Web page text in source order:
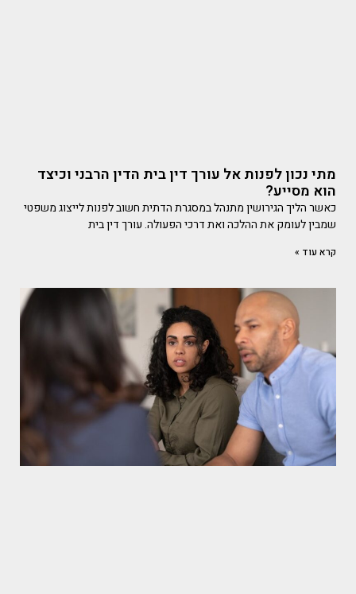
מתי נכון לפנות אל עורך דין בית הדין הרבני וכיצד
הוא מסייע?
כאשר הליך הגירושין מתנהל במסגרת הדתית חשוב לפנות לייצוג משפטי
שמבין לעומק את ההלכה ואת דרכי הפעולה. עורך דין בית
קרא עוד »